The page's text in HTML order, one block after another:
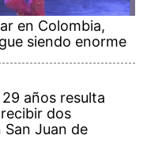
en Colombia,
siendo enorme
años resulta
dos
San Juan de